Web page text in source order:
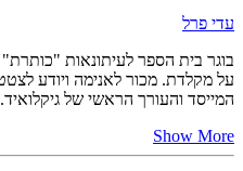
עדי פרל
בוגר בית הספר לעיתונאות
על מקלדת. מכור לאנימה ויודע
המייסד והעורך הראשי של גיקלואיד.
Show More